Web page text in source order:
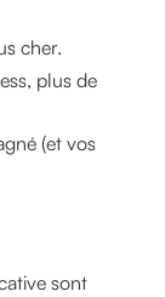
cher.
plus de
(et vos
sont